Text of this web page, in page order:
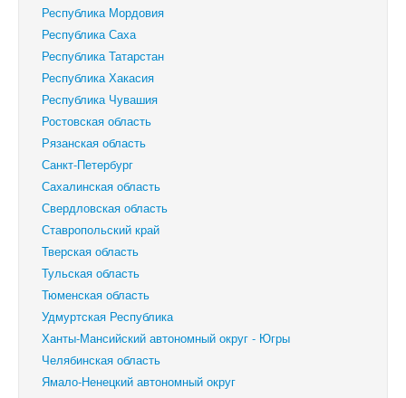
Республика Мордовия
Республика Саха
Республика Татарстан
Республика Хакасия
Республика Чувашия
Ростовская область
Рязанская область
Санкт-Петербург
Сахалинская область
Свердловская область
Ставропольский край
Тверская область
Тульская область
Тюменская область
Удмуртская Республика
Ханты-Мансийский автономный округ - Югры
Челябинская область
Ямало-Ненецкий автономный округ